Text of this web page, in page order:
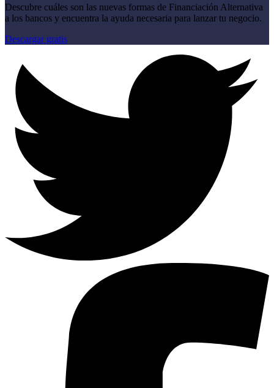
Descubre cuáles son las nuevas formas de Financiación Alternativa
a los bancos y encuentra la ayuda necesaria para lanzar tu negocio.
Descargar gratis